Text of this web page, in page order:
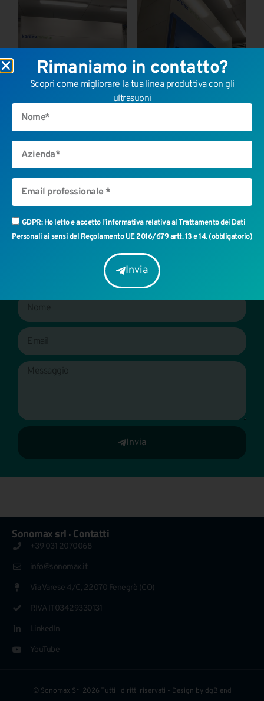
Possiamo aiutarti?
Richiedi una consulenza personalizzata e scopri i vantaggi
della tecnologia ad ultrasuoni per la tua attività.
Invia
Sonomax srl · Contatti
+39 031 2070068
info@sonomax.it
Via Varese 4/C, 22070 Fenegrò (CO)
P.IVA IT03429330131
LinkedIn
YouTube
© Sonomax Srl 2026 Tutti i diritti riservati - Design by dgBlend
Rimaniamo in contatto?
Scopri come migliorare la tua linea produttiva con gli
ultrasuoni
GDPR: Ho letto e accetto l’informativa relativa al Trattamento dei Dati
Personali ai sensi del Regolamento UE 2016/679 artt. 13 e 14. (obbligatorio)
Invia